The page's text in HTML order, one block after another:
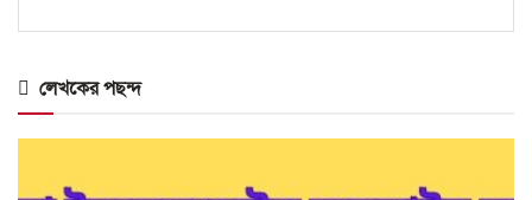
লেখকের পছন্দ